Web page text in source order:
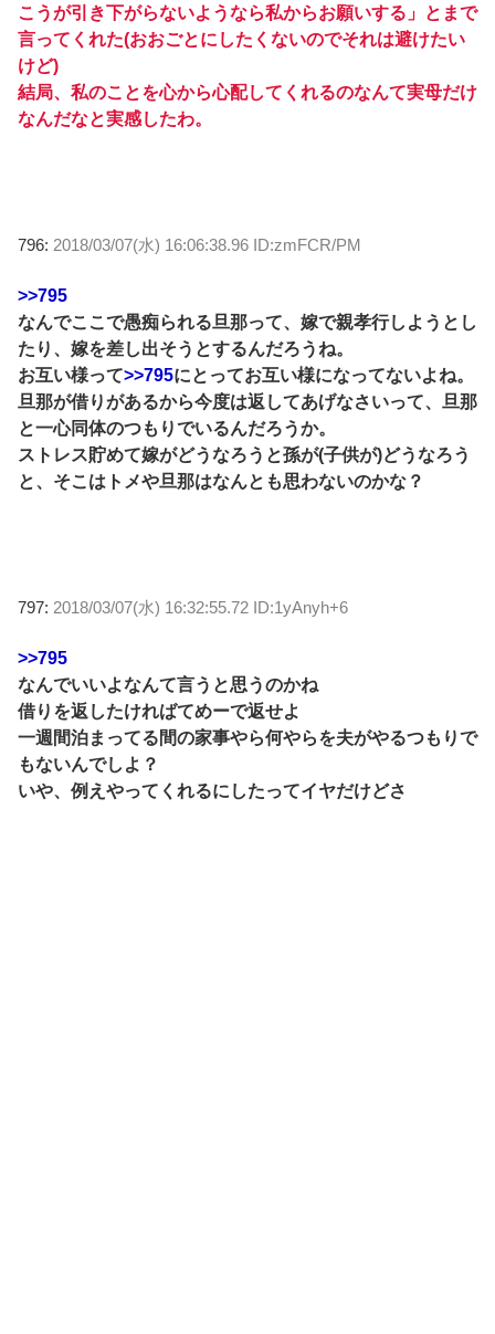
こうが引き下がらないようなら私からお願いする」とまで
言ってくれた(おおごとにしたくないのでそれは避けたい
けど)
結局、私のことを心から心配してくれるのなんて実母だけ
なんだなと実感したわ。
796: 2018/03/07(水) 16:06:38.96 ID:zmFCR/PM
>>795
なんでここで愚痴られる旦那って、嫁で親孝行しようとし
たり、嫁を差し出そうとするんだろうね。
お互い様って>>795にとってお互い様になってないよね。
旦那が借りがあるから今度は返してあげなさいって、旦那
と一心同体のつもりでいるんだろうか。
ストレス貯めて嫁がどうなろうと孫が(子供が)どうなろう
と、そこはトメや旦那はなんとも思わないのかな？
797: 2018/03/07(水) 16:32:55.72 ID:1yAnyh+6
>>795
なんでいいよなんて言うと思うのかね
借りを返したければてめーで返せよ
一週間泊まってる間の家事やら何やらを夫がやるつもりで
もないんでしよ？
いや、例えやってくれるにしたってイヤだけどさ